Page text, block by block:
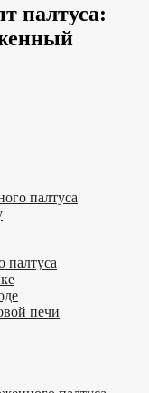
палтуса:
палтуса
палтуса
печи